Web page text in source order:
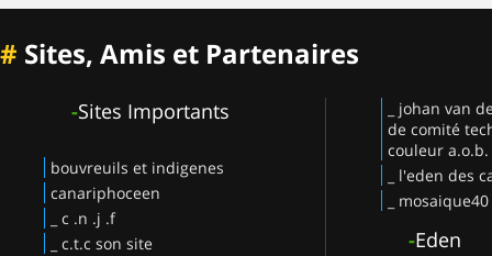
# Sites, Amis et Partenaires
-Sites Importants
bouvreuils et indigenes
canariphoceen
_ c .n .j .f
_ c.t.c son site
_ johan van
de comité
couleur a.o.b.
_ l'eden des
_ mosaique40
-Eden